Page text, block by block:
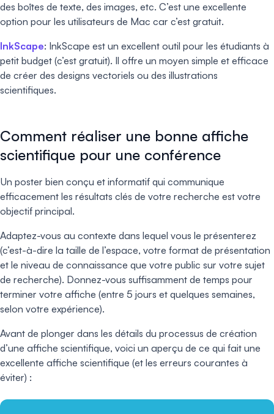
des boîtes de texte, des images, etc. C’est une excellente
option pour les utilisateurs de Mac car c’est gratuit.
InkScape: InkScape est un excellent outil pour les étudiants à
petit budget (c’est gratuit). Il offre un moyen simple et efficace
de créer des designs vectoriels ou des illustrations
scientifiques.
Comment réaliser une bonne affiche
scientifique pour une conférence
Un poster bien conçu et informatif qui communique
efficacement les résultats clés de votre recherche est votre
objectif principal.
Adaptez-vous au contexte dans lequel vous le présenterez
(c’est-à-dire la taille de l’espace, votre format de présentation
et le niveau de connaissance que votre public sur votre sujet
de recherche). Donnez-vous suffisamment de temps pour
terminer votre affiche (entre 5 jours et quelques semaines,
selon votre expérience).
Avant de plonger dans les détails du processus de création
d’une affiche scientifique, voici un aperçu de ce qui fait une
excellente affiche scientifique (et les erreurs courantes à
éviter) :